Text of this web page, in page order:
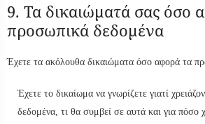
9. Τα δικαιώματά σας όσο
προσωπικά δεδομένα
Έχετε τα ακόλουθα δικαιώματα όσο αφορά τα
Έχετε το δικαίωμα να γνωρίζετε γιατί
δεδομένα, τι θα συμβεί σε αυτά και για πόσο